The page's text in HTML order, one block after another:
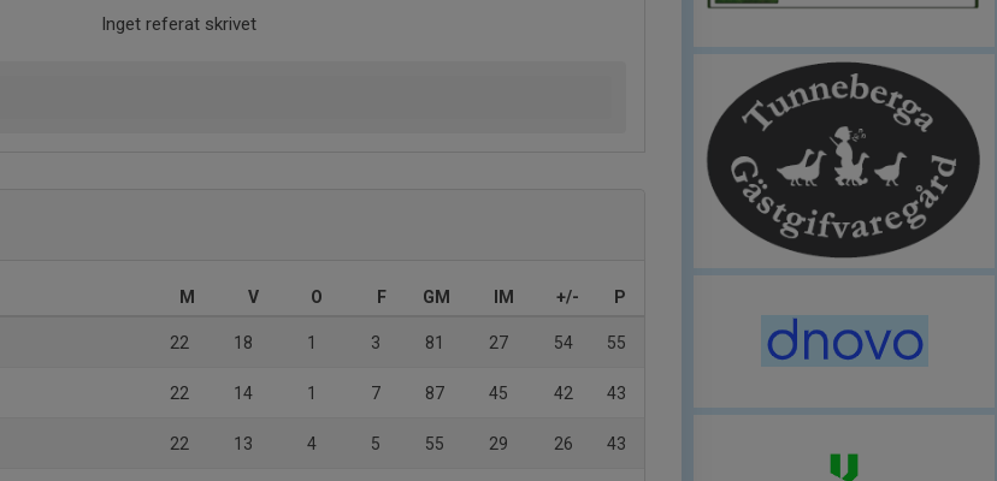
Inget referat skrivet
M V O F GM IM +/- P
22 18 1 3 81 27 54 55
22 14 1 7 87 45 42 43
22 13 4 5 55 29 26 43